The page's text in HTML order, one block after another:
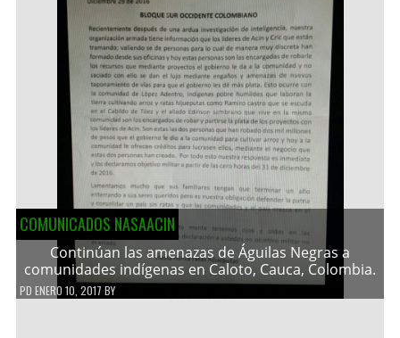
COMUNICADOS NASAACIN
Continúan las amenazas de Águilas Negras a
comunidades indígenas en Caloto, Cauca, Colombia.
PD ENERO 10, 2017 BY